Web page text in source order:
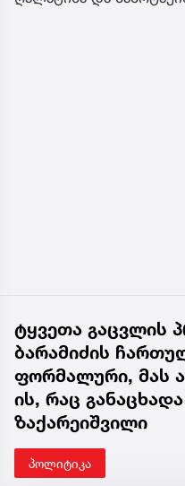
ტყვეთა გაცვლის
ბარამიძის
ფორმალური, მას
ის, რაც
ზაქარეიშვილი
პოლიტიკა